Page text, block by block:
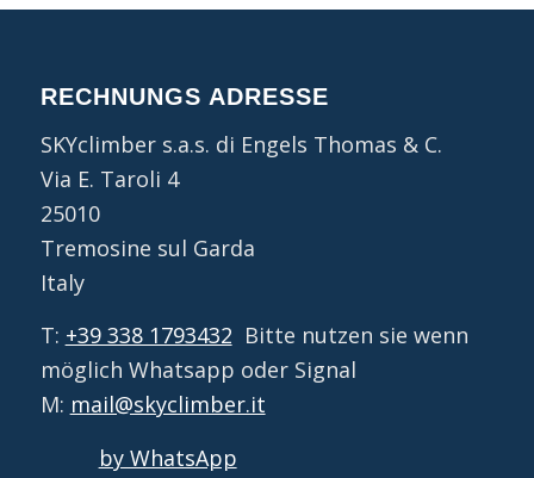
RECHNUNGS ADRESSE
SKYclimber s.a.s. di Engels Thomas & C.
Via E. Taroli 4
25010
Tremosine sul Garda
Italy
T: +39 338 1793432 Bitte nutzen sie wenn
möglich Whatsapp oder Signal
M: mail@skyclimber.it
by WhatsApp